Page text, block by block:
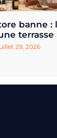
banne :
29, 2026